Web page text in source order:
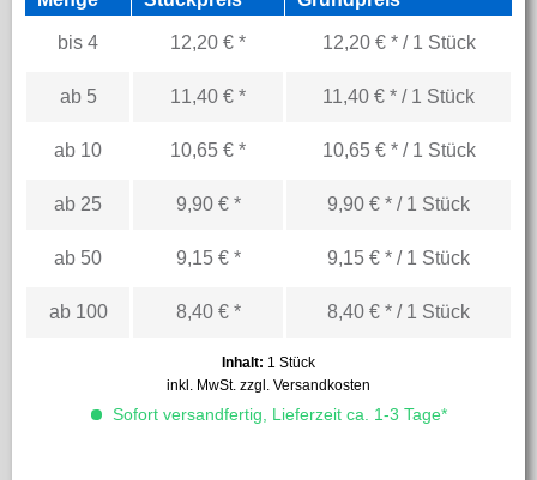
bis 4 12,20 € * 12,20 € * / 1 Stück
ab 5 11,40 € * 11,40 € * / 1 Stück
ab 10 10,65 € * 10,65 € * / 1 Stück
ab 25 9,90 € * 9,90 € * / 1 Stück
ab 50 9,15 € * 9,15 € * / 1 Stück
ab 100 8,40 € * 8,40 € * / 1 Stück
Inhalt: 1 Stück
inkl. MwSt. zzgl. Versandkosten
Sofort versandfertig, Lieferzeit ca. 1-3 Tage*